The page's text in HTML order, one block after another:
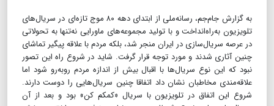
به گزارش جام‌جم، رسانه‌ملی از ابتدای دهه ۸۰ موج تازه‌ای در سریال‌های
تلویزیون به‌راه‌انداخت و با تولید مجموعه‌های ماورایی نه‌تنها به تحولاتی
در عرصه سریال‌سازی در ایران منجر شد، بلکه مردم با علاقه پیگیر تماشای
چنین آثاری شدند و مورد توجه قرار گرفت. شاید در شروع راه این تصور
نبود که این نوع سریال‌ها با اقبال بیش از اندازه مردم روبه‌رو شود اما
علاقه‌مندی مخاطبان نشان داد اتفاقا چنین سریال‌هایی را دوست دارند.
شروع این اتفاق در تلویزیون با سریال «کمکم کن» بود و بعد از آن